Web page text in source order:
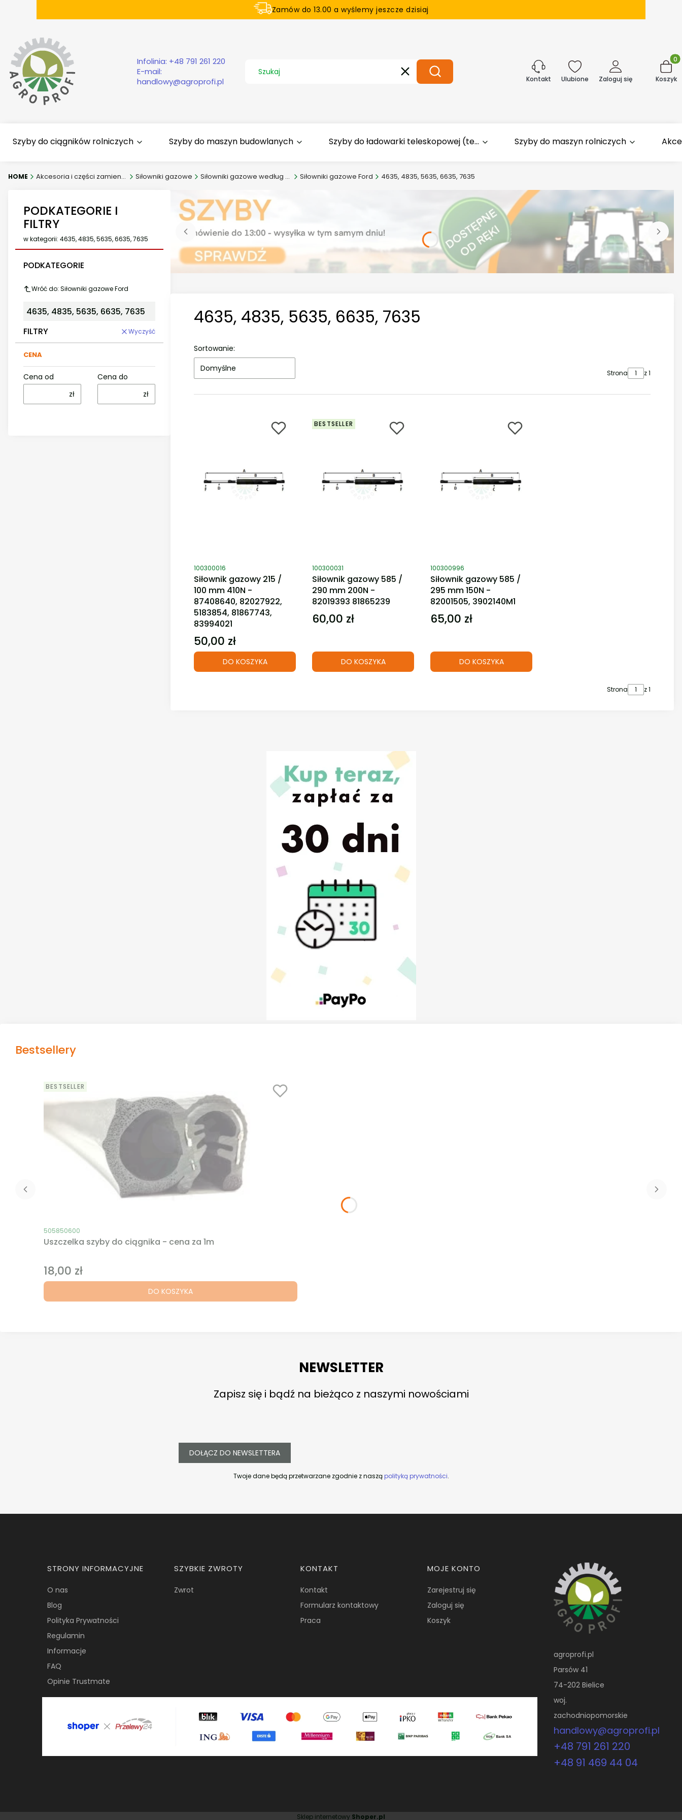
Zamów do 13.00 a wyślemy jeszcze dzisiaj
Infolinia: +48 791 261 220
E-mail:
handlowy@agroprofi.pl
WyczyśćSzukaj Kontakt Ulubione Zaloguj się Koszyk
Szyby do ciągników rolniczych Szyby do maszyn budowlanych Szyby do ładowarki teleskopowej (te... Szyby do maszyn rolniczych
Akcesoria i części zamienne Siłowniki gazowe Siłowniki gazowe według zastosowania Siłowniki gazowe Ford 4635, 4835, 5635, 6635, 7635
PODKATEGORIE I
FILTRY
w kategorii: 4635, 4835, 5635, 6635, 7635
PODKATEGORIE
Wróć do: Siłowniki gazowe Ford
4635, 4835, 5635, 6635, 7635
FILTRY
Wyczyść
CENA
Cena od
zł
Cena do
zł
4635, 4835, 5635, 6635, 7635
Sortowanie:
Domyślne
Strona z 1
Kod produktu
100300016
Siłownik gazowy 215 /
100 mm 410N -
87408640, 82027922,
5183854, 81867743,
83994021
Cena
50,00 zł
DO KOSZYKA
BESTSELLER
Kod produktu
100300031
Siłownik gazowy 585 /
290 mm 200N -
82019393 81865239
Cena
60,00 zł
DO KOSZYKA
Kod produktu
100300996
Siłownik gazowy 585 /
295 mm 150N -
82001505, 3902140M1
Cena
65,00 zł
DO KOSZYKA
Strona z 1
Bestsellery
BESTSELLER
Kod produktu
505850600
Uszczelka szyby do ciągnika - cena za 1m
Cena
18,00 zł
DO KOSZYKA
NEWSLETTER
Zapisz się i bądź na bieżąco z naszymi nowościami
DOŁĄCZ DO NEWSLETTERA
Twoje dane będą przetwarzane zgodnie z nasząpolityką prywatności.
Linki w stopce
STRONY INFORMACYJNE
O nas
Blog
Polityka Prywatności
Regulamin
Informacje
FAQ
Opinie Trustmate
SZYBKIE ZWROTY
Zwrot
KONTAKT
Kontakt
Formularz kontaktowy
Praca
MOJE KONTO
Zarejestruj się
Zaloguj się
Koszyk
agroprofi.pl
Parsów 41
74-202 Bielice
woj.
zachodniopomorskie
handlowy@agroprofi.pl
+48 791 261 220
+48 91 469 44 04
Sklep internetowy Shoper.pl